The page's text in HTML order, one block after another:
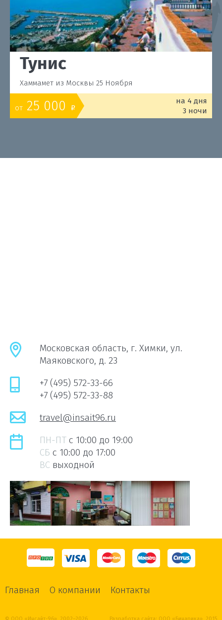
Тунис
Хаммамет из Москвы 25 Ноября
от 25 000 o
на 4 дня
3 ночи
Московская область, г. Химки, ул.
Маяковского, д. 23
+7 (495) 572-33-66
+7 (495) 572-33-88
travel@insait96.ru
ПН-ПТ c 10:00 до 19:00
СБ c 10:00 до 17:00
ВС выходной
Главная О компании Контакты
© ООО «Инсайт-96», 2002–2026 Разработка сайта: ООО «Бинарика» , 2015